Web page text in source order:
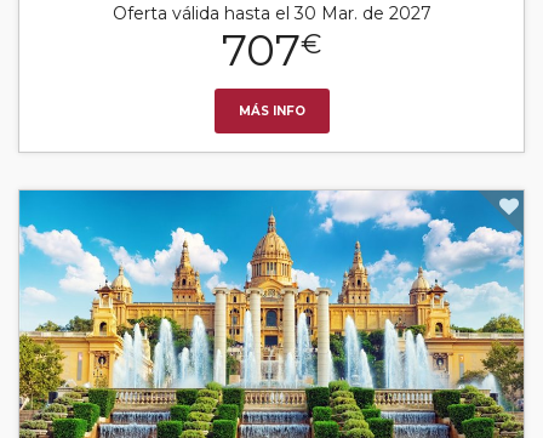
Oferta válida hasta el 30 Mar. de 2027
707€
MÁS INFO